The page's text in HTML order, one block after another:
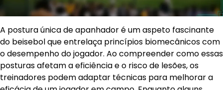
A postura única de apanhador é um aspeto fascinante
do beisebol que entrelaça princípios biomecânicos com
o desempenho do jogador. Ao compreender como essas
posturas afetam a eficiência e o risco de lesões, os
treinadores podem adaptar técnicas para melhorar a